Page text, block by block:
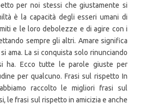
per noi stessi che giustamente si
è la capacità degli esseri umani di
e le loro debolezze e di agire con i
sempre gli altri. Amare significa
ama. La si conquista solo rinunciando
ha. Ecco tutte le parole giuste per
per qualcuno. Frasi sul rispetto In
raccolto le migliori frasi sul
le frasi sul rispetto in amicizia e anche